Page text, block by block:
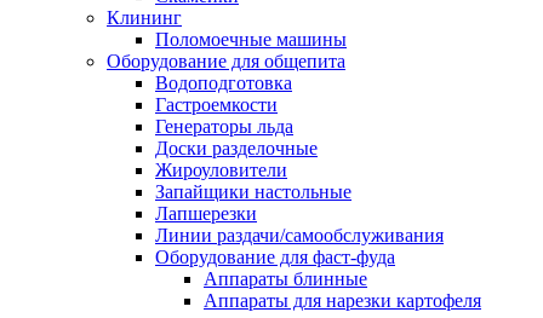
Клининг
Поломоечные машины
Оборудование для общепита
Водоподготовка
Гастроемкости
Генераторы льда
Доски разделочные
Жироуловители
Запайщики настольные
Лапшерезки
Линии раздачи/самообслуживания
Оборудование для фаст-фуда
Аппараты блинные
Аппараты для нарезки картофеля